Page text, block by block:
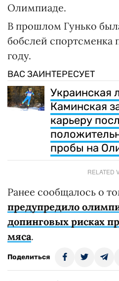
Олимпиаде.
В прошлом Гунько
бобслей спортсменка
году.
ВАС ЗАИНТЕРЕСУЕТ
Украинская
Каминская
карьеру
пробы на
RELATED
Ранее сообщалось о
предупредило
допинговых рисках
мяса.
Поделиться